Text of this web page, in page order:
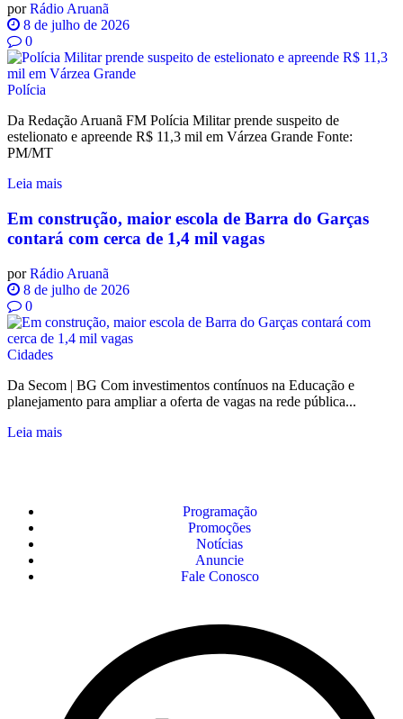
por Rádio Aruanã
8 de julho de 2026
0
Polícia
Da Redação Aruanã FM Polícia Militar prende suspeito de
estelionato e apreende R$ 11,3 mil em Várzea Grande Fonte:
PM/MT
Leia mais
Em construção, maior escola de Barra do Garças
contará com cerca de 1,4 mil vagas
por Rádio Aruanã
8 de julho de 2026
0
Cidades
Da Secom | BG Com investimentos contínuos na Educação e
planejamento para ampliar a oferta de vagas na rede pública...
Leia mais
Programação
Promoções
Notícias
Anuncie
Fale Conosco